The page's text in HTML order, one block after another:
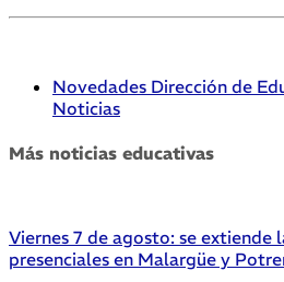
Novedades Dirección de
Noticias
Más noticias educativas
Viernes 7 de agosto: se extiende
presenciales en Malargüe y